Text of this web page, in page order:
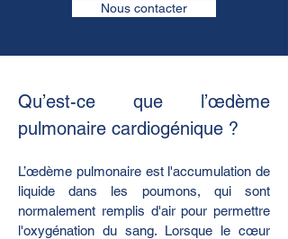
Nous contacter
Qu’est-ce que l’œdème
pulmonaire cardiogénique ?
L’œdème pulmonaire est l'accumulation de
liquide dans les poumons, qui sont
normalement remplis d'air pour permettre
l'oxygénation du sang. Lorsque le cœur